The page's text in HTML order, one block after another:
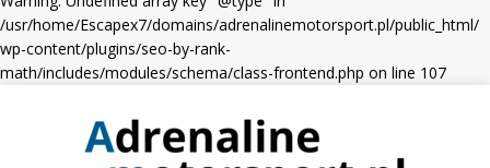
/usr/home/Escapex7/domains/adrenalinemotorsport.pl/public_html/
wp-content/plugins/seo-by-rank-
math/includes/modules/schema/class-frontend.php on line 107